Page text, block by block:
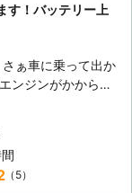
使いすぎてしまっ
事象です。「あ
！」という例は、
か。このような状
、参考にしてみて
作業で迅速に車を
す！バッテリー上
さぁ車に乗って出か
ンジンがかからな
ったのではありま
かからないのは、
原因かもしれませ
（5）